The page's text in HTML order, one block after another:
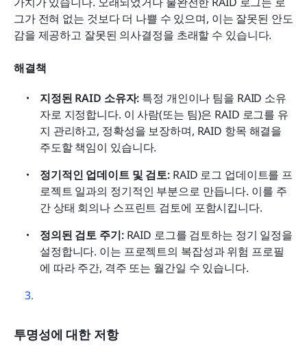
그가 전혀 없는 것보다 더 나쁠 수 있으며, 이는 잘못된 안도
감을 제공하고 잘못된 의사결정을 초래할 수 있습니다.
해결책
지정된 RAID 소유자: 특정 개인이나 팀을 RAID 소유
자로 지정합니다. 이 사람(또는 팀)은 RAID 로그를 유
지 관리하고, 정확성을 보장하며, RAID 항목 해결을
주도할 책임이 있습니다.
정기적인 업데이트 및 검토: RAID 로그 업데이트를 프
로젝트 일과의 정기적인 부분으로 만듭니다. 이를 주
간 상태 회의나 스프린트 검토에 포함시킵니다.
정의된 검토 주기: RAID 로그를 검토하는 정기 일정을
설정합니다. 이는 프로젝트의 복잡성과 위험 프로필
에 따라 주간, 격주 또는 월간일 수 있습니다.
투명성에 대한 저항